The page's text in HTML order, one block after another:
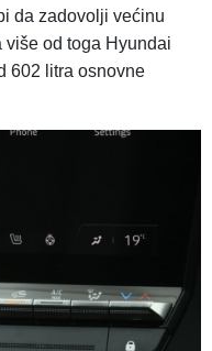
da zadovolji većinu
više od toga Hyundai
602 litra osnovne